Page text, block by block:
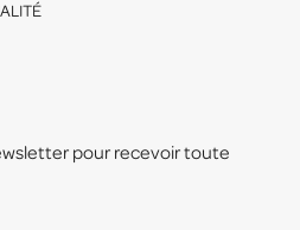
pour recevoir toute